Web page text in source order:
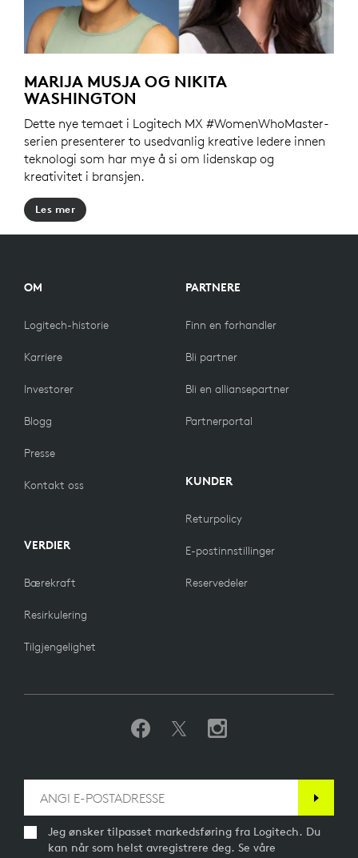
MARIJA MUSJA OG NIKITA
WASHINGTON
Dette nye temaet i Logitech MX #WomenWhoMaster-
serien presenterer to usedvanlig kreative ledere innen
teknologi som har mye å si om lidenskap og
kreativitet i bransjen.
Les mer
OM
Logitech-historie
Karriere
Investorer
Blogg
Presse
Kontakt oss
VERDIER
Bærekraft
Resirkulering
Tilgjengelighet
PARTNERE
Finn en forhandler
Bli partner
Bli en alliansepartner
Partnerportal
KUNDER
Returpolicy
E-postinnstillinger
Reservedeler
Jeg ønsker tilpasset markedsføring fra Logitech. Du
kan når som helst avregistrere deg. Se våre